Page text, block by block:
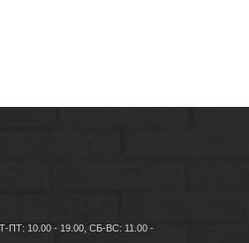
10.00 - 19.00, СБ-ВС: 11.00 -